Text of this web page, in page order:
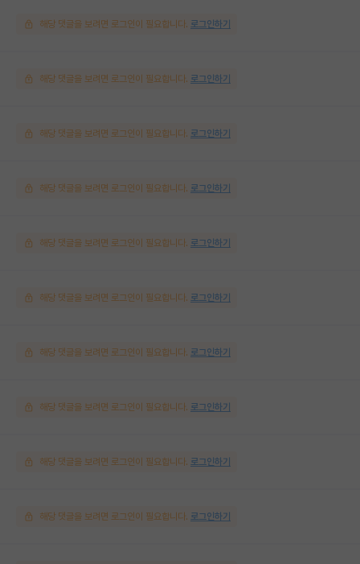
해당 댓글을 보려면 로그인이 필요합니다. 로그인하기
해당 댓글을 보려면 로그인이 필요합니다. 로그인하기
해당 댓글을 보려면 로그인이 필요합니다. 로그인하기
해당 댓글을 보려면 로그인이 필요합니다. 로그인하기
해당 댓글을 보려면 로그인이 필요합니다. 로그인하기
해당 댓글을 보려면 로그인이 필요합니다. 로그인하기
해당 댓글을 보려면 로그인이 필요합니다. 로그인하기
해당 댓글을 보려면 로그인이 필요합니다. 로그인하기
해당 댓글을 보려면 로그인이 필요합니다. 로그인하기
해당 댓글을 보려면 로그인이 필요합니다. 로그인하기